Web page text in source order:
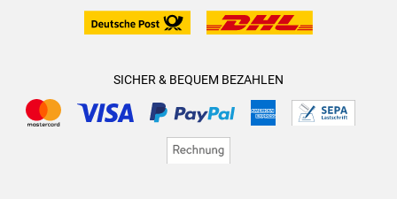
SICHER & BEQUEM BEZAHLEN